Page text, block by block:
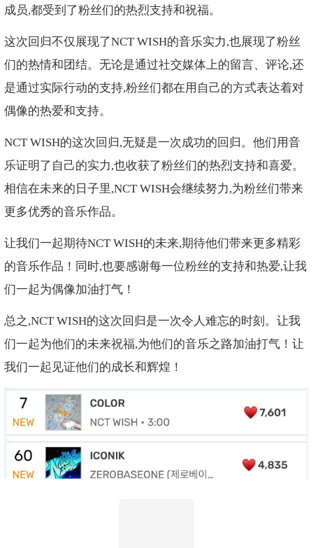
成员,都受到了粉丝们的热烈支持和祝福。
这次回归不仅展现了NCT WISH的音乐实力,也展现了粉丝
们的热情和团结。无论是通过社交媒体上的留言、评论,还
是通过实际行动的支持,粉丝们都在用自己的方式表达着对
偶像的热爱和支持。
NCT WISH的这次回归,无疑是一次成功的回归。他们用音
乐证明了自己的实力,也收获了粉丝们的热烈支持和喜爱。
相信在未来的日子里,NCT WISH会继续努力,为粉丝们带来
更多优秀的音乐作品。
让我们一起期待NCT WISH的未来,期待他们带来更多精彩
的音乐作品！同时,也要感谢每一位粉丝的支持和热爱,让我
们一起为偶像加油打气！
总之,NCT WISH的这次回归是一次令人难忘的时刻。让我
们一起为他们的未来祝福,为他们的音乐之路加油打气！让
我们一起见证他们的成长和辉煌！